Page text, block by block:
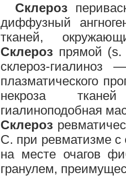
Склероз
диффузный
тканей,
Склероз прямой (s.
склероз-
плазматического
некроза
гиалиноподобная
Склероз
С. при ревматизме с
на месте очагов
гранулем,